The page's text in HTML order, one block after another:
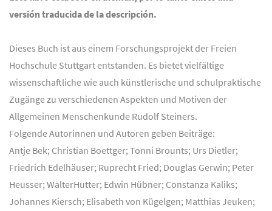
versión traducida de la descripción.
Dieses Buch ist aus einem Forschungsprojekt der Freien
Hochschule Stuttgart entstanden. Es bietet vielfältige
wissenschaftliche wie auch künstlerische und schulpraktische
Zugänge zu verschiedenen Aspekten und Motiven der
Allgemeinen Menschenkunde Rudolf Steiners.
Folgende Autorinnen und Autoren geben Beiträge:
Antje Bek; Christian Boettger; Tonni Brounts; Urs Dietler;
Friedrich Edelhäuser; Ruprecht Fried; Douglas Gerwin; Peter
Heusser; WalterHutter; Edwin Hübner; Constanza Kaliks;
Johannes Kiersch; Elisabeth von Kügelgen; Matthias Jeuken;